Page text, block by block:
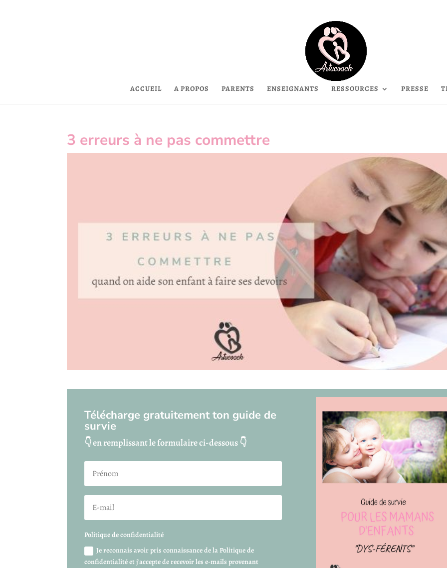
ACCUEIL A PROPOS PARENTS ENSEIGNANTS RESSOURCES PRESSE
3 erreurs à ne pas commettre
Télécharge gratuitement ton guide de
survie
👇 en remplissant le formulaire ci-dessous 👇
Politique de confidentialité
Je reconnais avoir pris connaissance de la Politique de
confidentialité et j'accepte de recevoir les e-mails provenant